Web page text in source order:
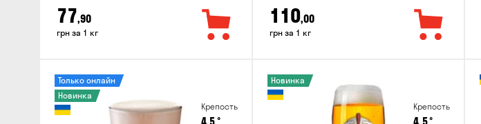
77,90
грн за 1 кг
110,00
грн за 1 кг
Крепость
Только онлайн
Новинка
Крепость
Новинка